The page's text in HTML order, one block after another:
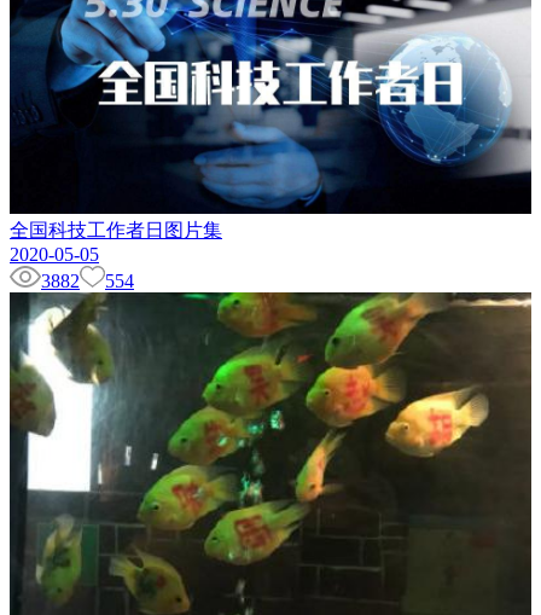
全国科技工作者日图片集
2020-05-05
3882
554